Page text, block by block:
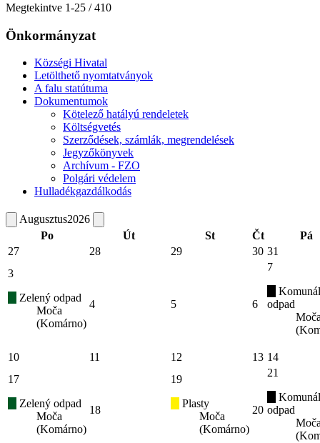
Megtekintve 1-25 / 410
Önkormányzat
Községi Hivatal
Letölthető nyomtatványok
A falu statútuma
Dokumentumok
Kötelező hatályú rendeletek
Költségvetés
Szerződések, számlák, megrendelések
Jegyzőkönyvek
Archívum - FZO
Polgári védelem
Hulladékgazdálkodás
Augusztus2026
Po
Út St Čt
Pá
27
28 29 30 31
3
Zelený odpad
Moča
(Komárno)
4 5 6
7
odpad
10 11 12 13 14
17
Zelený odpad
Moča
(Komárno)
18
19
Plasty
Moča
(Komárno)
20
21
odpad